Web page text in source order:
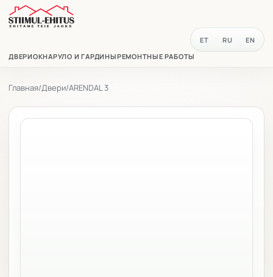
ДВЕРИОКНАРУЛО И ГАРДИНЫРЕМОНТНЫЕ РАБОТЫ
ET RU EN
Главная/Двери/ARENDAL 3